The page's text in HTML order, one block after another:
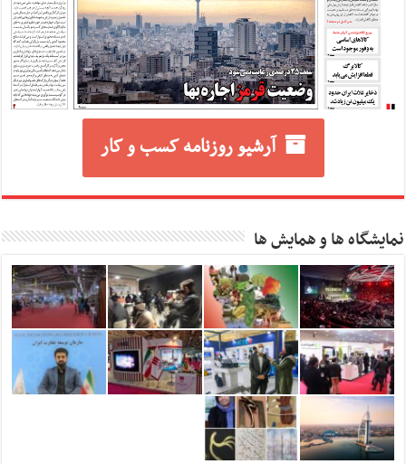
آرشیو روزنامه کسب و کار
نمایشگاه ها و همایش ها